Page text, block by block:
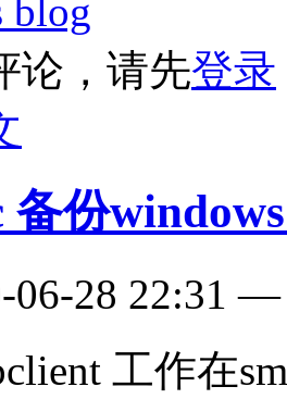
blog
论，请先登录
备份
06-28 22:31
工作在